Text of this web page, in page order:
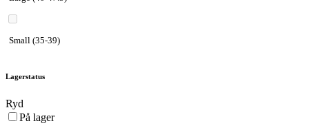
Small (35-39)
Lagerstatus
Ryd
På lager